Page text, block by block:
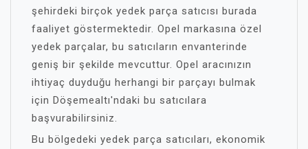
şehirdeki birçok yedek parça satıcısı burada
faaliyet göstermektedir. Opel markasına özel
yedek parçalar, bu satıcıların envanterinde
geniş bir şekilde mevcuttur. Opel aracınızın
ihtiyaç duyduğu herhangi bir parçayı bulmak
için Döşemealtı'ndaki bu satıcılara
başvurabilirsiniz.
Bu bölgedeki yedek parça satıcıları, ekonomik